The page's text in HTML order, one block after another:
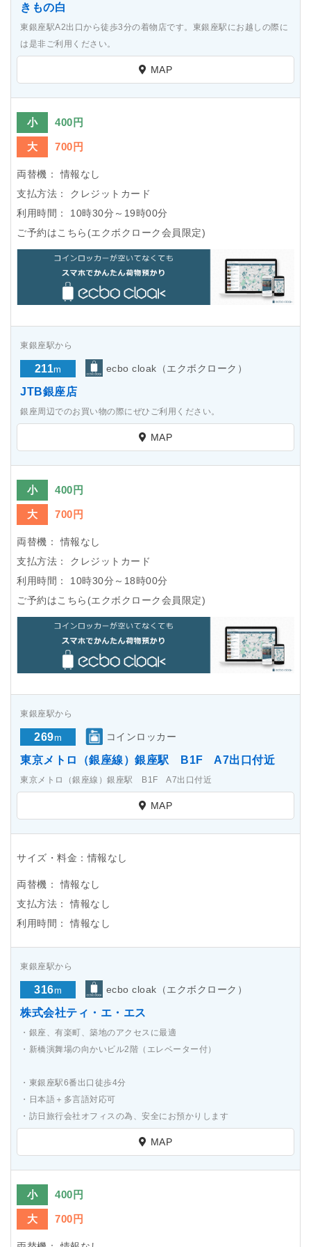
きもの白
東銀座駅A2出口から徒歩3分の着物店です。東銀座駅にお越しの際に
は是非ご利用ください。
MAP
小 400円
大 700円
両替機：
情報なし
支払方法：
クレジットカード
利用時間：
10時30分～19時00分
ご予約はこちら(エクボクローク会員限定)
東銀座駅から
211m ecbo cloak（エクボクローク）
JTB銀座店
銀座周辺でのお買い物の際にぜひご利用ください。
MAP
小 400円
大 700円
両替機：
情報なし
支払方法：
クレジットカード
利用時間：
10時30分～18時00分
ご予約はこちら(エクボクローク会員限定)
東銀座駅から
269m コインロッカー
東京メトロ（銀座線）銀座駅 B1F A7出口付近
東京メトロ（銀座線）銀座駅 B1F A7出口付近
MAP
サイズ・料金：情報なし
両替機：
情報なし
支払方法：
情報なし
利用時間：
情報なし
東銀座駅から
316m ecbo cloak（エクボクローク）
株式会社ティ・エ・エス
・銀座、有楽町、築地のアクセスに最適
・新橋演舞場の向かいビル2階（エレベーター付）
・東銀座駅6番出口徒歩4分
・日本語＋多言語対応可
・訪日旅行会社オフィスの為、安全にお預かりします
MAP
小 400円
大 700円